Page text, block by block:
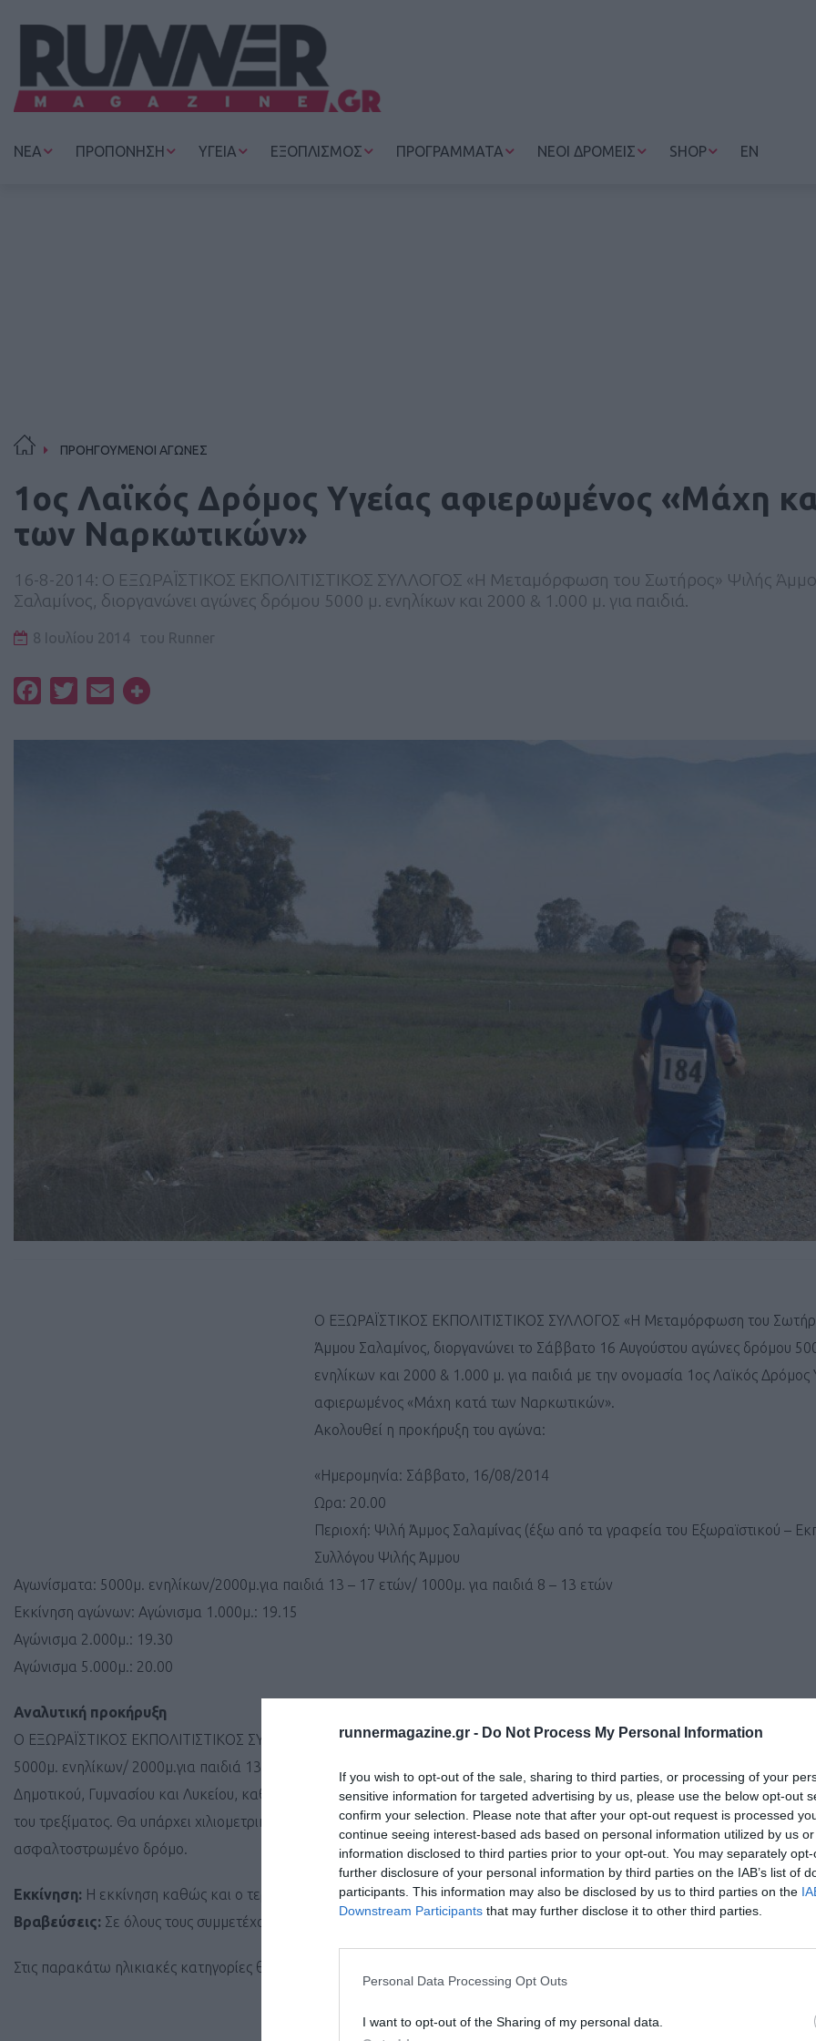
runnermagazine.gr - Do Not Process My Personal Information
If you wish to opt-out of the sale, sharing to third parties, or processing of your
sensitive information for targeted advertising by us, please use the below opt-out
confirm your selection. Please note that after your opt-out request is processed
continue seeing interest-based ads based on personal information utilized by us
information disclosed to third parties prior to your opt-out. You may separately
further disclosure of your personal information by third parties on the IAB’s list of
participants. This information may also be disclosed by us to third parties on the
Downstream Participants that may further disclose it to other third parties.
Personal Data Processing Opt Outs
I want to opt-out of the Sharing of my personal data.
ΝΕΑ ΠΡΟΠΟΝΗΣΗ ΥΓΕΙΑ ΕΞΟΠΛΙΣΜΟΣ ΠΡΟΓΡΑΜΜΑΤΑ ΝΕΟΙ ΔΡΟΜΕΙΣ SHOP EN
ΠΡΟΗΓΟΥΜΕΝΟΙ ΑΓΩΝΕΣ
1ος Λαϊκός Δρόμος Υγείας αφιερωμένος «Mάχη
των Ναρκωτικών»
16-8-2014: Ο ΕΞΩΡΑΪΣΤΙΚΟΣ ΕΚΠΟΛΙΤΙΣΤΙΚΟΣ ΣΥΛΛΟΓΟΣ «Η Μεταμόρφωση του Σωτήρος» Ψιλής
Σαλαμίνος, διοργανώνει αγώνες δρόμου 5000 μ. ενηλίκων και 2000 & 1.000 μ. για παιδιά.
8 Ιουλίου 2014 του Runner
FacebookTwitterEmail
Ο ΕΞΩΡΑΪΣΤΙΚΟΣ ΕΚΠΟΛΙΤΙΣΤΙΚΟΣ ΣΥΛΛΟΓΟΣ «Η Μεταμόρφωση του
Άμμου Σαλαμίνος, διοργανώνει το Σάββατο 16 Αυγούστου αγώνες δρόμου
ενηλίκων και 2000 & 1.000 μ. για παιδιά με την ονομασία 1ος Λαϊκός Δρόμος
αφιερωμένος «Mάχη κατά των Ναρκωτικών».
Ακολουθεί η προκήρυξη του αγώνα:
«Ημερομηνία: Σάββατο, 16/08/2014
Ωρα: 20.00
Περιοχή: Ψιλή Άμμος Σαλαμίνας (έξω από τα γραφεία του Εξωραϊστικού –
Συλλόγου Ψιλής Άμμου
Αγωνίσματα: 5000μ. ενηλίκων/2000μ.για παιδιά 13 – 17 ετών/ 1000μ. για παιδιά 8 – 13 ετών
Εκκίνηση αγώνων: Aγώνισμα 1.000μ.: 19.15
Αγώνισμα 2.000μ.: 19.30
Aγώνισμα 5.000μ.: 20.00
Αναλυτική προκήρυξη
Ο ΕΞΩΡΑΪΣΤΙΚΟΣ ΕΚΠΟΛΙΤΙΣΤΙΚΟΣ ΣΥΛΛΟΓΟΣ «Η Μεταμόρφωση του Σωτήρος» Ψιλής Άμμου Σαλαμίνος, διοργανώνει
5000μ. ενηλίκων/ 2000μ.για παιδιά 13 – 17 ετών/ 1000μ. για παιδιά 8 – 13 ετών, για να δοθεί η ευκαιρία σε αγόρια και
Δημοτικού, Γυμνασίου και Λυκείου, καθώς και σε Βετεράνους και ανεξάρτητους δρομείς να ζήσουν την μοναδική εμπειρία
του τρεξίματος. Θα υπάρχει χιλιομετρική ένδειξη σε κάθε χιλιόμετρο. Ο αγώνας θα γίνει στην Ψιλή Άμμο Σαλαμίνος και θα
ασφαλτοστρωμένο δρόμο.
Εκκίνηση: Η εκκίνηση καθώς και ο τερματισμός θα γίνει από τα γραφεία του Συλλόγου στην Ψιλή Άμμο.
Βραβεύσεις: Σε όλους τους συμμετέχοντες θα δοθεί αναμνηστικό δίπλωμα.
Στις παρακάτω ηλικιακές κατηγορίες θα δοθούν στους νικητές κύπελλο, μετάλλιο και Δίπλωμα.
Κατηγορίες βραβεύσεων: